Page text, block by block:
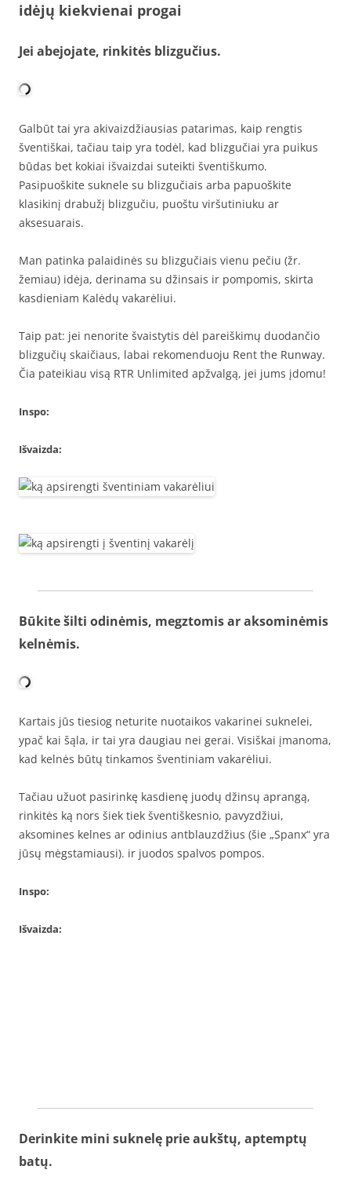
idėjų kiekvienai progai
Jei abejojate, rinkitės blizgučius.
Galbūt tai yra akivaizdžiausias patarimas, kaip rengtis
šventiškai, tačiau taip yra todėl, kad blizgučiai yra puikus
būdas bet kokiai išvaizdai suteikti šventiškumo.
Pasipuoškite suknele su blizgučiais arba papuoškite
klasikinį drabužį blizgučiu, puoštu viršutiniuku ar
aksesuarais.
Man patinka palaidinės su blizgučiais vienu pečiu (žr.
žemiau) idėja, derinama su džinsais ir pompomis, skirta
kasdieniam Kalėdų vakarėliui.
Taip pat: jei nenorite švaistytis dėl pareiškimų duodančio
blizgučių skaičiaus, labai rekomenduoju Rent the Runway.
Čia pateikiau visą RTR Unlimited apžvalgą, jei jums įdomu!
Inspo:
Išvaizda:
Būkite šilti odinėmis, megztomis ar aksominėmis
kelnėmis.
Kartais jūs tiesiog neturite nuotaikos vakarinei suknelei,
ypač kai šąla, ir tai yra daugiau nei gerai. Visiškai įmanoma,
kad kelnės būtų tinkamos šventiniam vakarėliui.
Tačiau užuot pasirinkę kasdienę juodų džinsų aprangą,
rinkitės ką nors šiek tiek šventiškesnio, pavyzdžiui,
aksomines kelnes ar odinius antblauzdžius (šie „Spanx“ yra
jūsų mėgstamiausi). ir juodos spalvos pompos.
Inspo:
Išvaizda:
Derinkite mini suknelę prie aukštų, aptemptų
batų.